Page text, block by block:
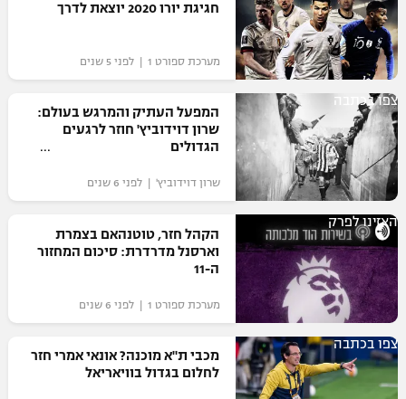
חגיגת יורו 2020 יוצאת לדרך
מערכת ספורט 1 | לפני 5 שנים
צפו בכתבה
המפעל העתיק והמרגש בעולם:
שרון דוידוביץ' חוזר לרגעים
הגדולים
שרון דוידוביץ' | לפני 6 שנים
האזינו לפרק
הקהל חזר, טוטנהאם בצמרת
וארסנל מדרדרת: סיכום המחזור
ה-11
מערכת ספורט 1 | לפני 6 שנים
צפו בכתבה
מכבי ת"א מוכנה? אונאי אמרי חזר
לחלום בגדול בוויאריאל